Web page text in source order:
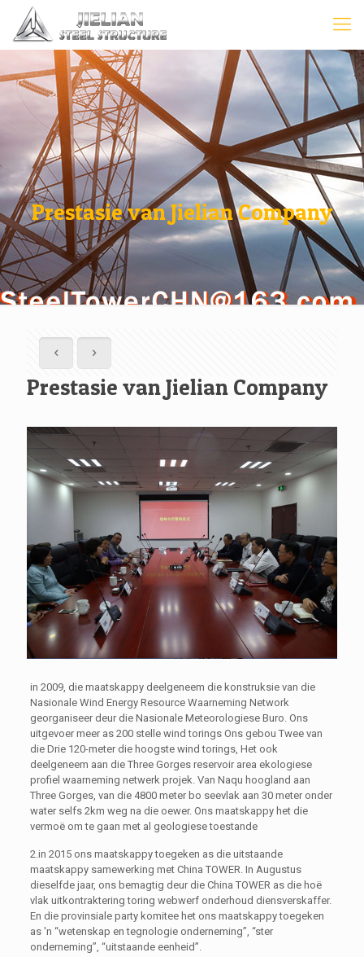
Prestasie van Jielian Company
Prestasie van Jielian Company
in 2009, die maatskappy deelgeneem die konstruksie van die
Nasionale Wind Energy Resource Waarneming Network
georganiseer deur die Nasionale Meteorologiese Buro. Ons
uitgevoer meer as 200 stelle wind torings Ons gebou Twee van
die Drie 120-meter die hoogste wind torings, Het ook
deelgeneem aan die Three Gorges reservoir area ekologiese
profiel waarneming netwerk projek. Van Naqu hoogland aan
Three Gorges, van die 4800 meter bo seevlak aan 30 meter onder
water selfs 2km weg na die oewer. Ons maatskappy het die
vermoë om te gaan met al geologiese toestande
2.in 2015 ons maatskappy toegeken as die uitstaande
maatskappy samewerking met China TOWER. In Augustus
dieselfde jaar, ons bemagtig deur die China TOWER as die hoë
vlak uitkontraktering toring webwerf onderhoud diensverskaffer.
En die provinsiale party komitee het ons maatskappy toegeken
as 'n “wetenskap en tegnologie onderneming”, “ster
onderneming”, “uitstaande eenheid”.